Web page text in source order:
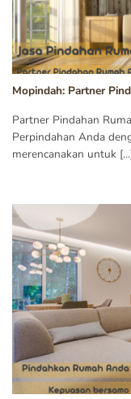
Mopindah: Partner
Partner Pindahan
Perpindahan Anda
merencanakan untuk